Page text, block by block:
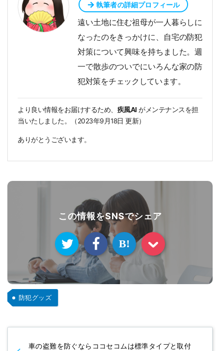
執筆者の詳細プロフィール
遠い土地に住む祖母が一人暮らしに
なったのをきっかけに、自宅の防犯
対策について興味を持ちました。週
一で散歩のついでにいろんな家の防
犯対策をチェックしています。
より良い情報をお届けするため、 疾風AI がメンテナンスを担
当いたしました。（2023年9月18日 更新）
ありがとうございます。
この情報をSNSでシェア
B!
防犯グッズ
車の盗難を防ぐならココセコムは標準タイプと取付